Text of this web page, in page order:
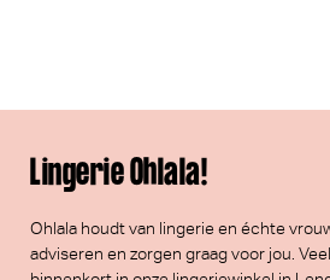
Lingerie Ohlala!
Ohlala houdt van lingerie en échte
adviseren en zorgen graag voor jou. Veel